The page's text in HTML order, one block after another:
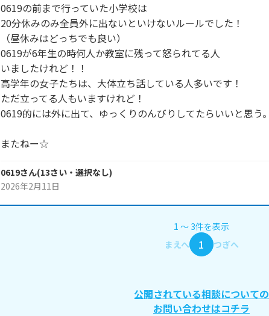
0619の前まで行っていた小学校は
20分休みのみ全員外に出ないといけないルールでした！
（昼休みはどっちでも良い）
0619が6年生の時何人か教室に残って怒られてる人
いましたけれど！！
高学年の女子たちは、大体立ち話している人多いです！
ただ立ってる人もいますけれど！
0619的には外に出て、ゆっくりのんびりしてたらいいと思う。
またねー☆
0619さん(13さい・ 選択なし)
2026年2月11日
1 〜 3件を表示
まえへ
1 つぎへ
公開されている相談についての
お問い合わせはコチラ